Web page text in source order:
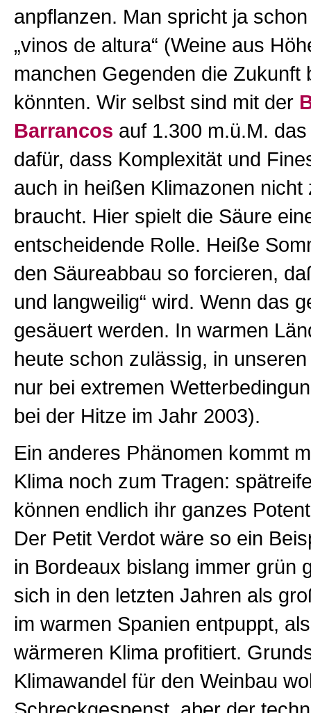
anpflanzen. Man spricht ja
„vinos de altura“ (Weine aus
manchen Gegenden die Zukunft
könnten. Wir selbst sind mit der
Barrancos auf 1.300 m.ü.M.
dafür, dass Komplexität und
auch in heißen Klimazonen nicht
braucht. Hier spielt die Säure
entscheidende Rolle. Heiße
den Säureabbau so forcieren,
und langweilig“ wird. Wenn das
gesäuert werden. In warmen
heute schon zulässig, in
nur bei extremen
bei der Hitze im Jahr 2003).
Ein anderes Phänomen kommt
Klima noch zum Tragen:
können endlich ihr ganzes
Der Petit Verdot wäre so ein
in Bordeaux bislang immer grün
sich in den letzten Jahren als
im warmen Spanien entpuppt,
wärmeren Klima profitiert.
Klimawandel für den Weinbau